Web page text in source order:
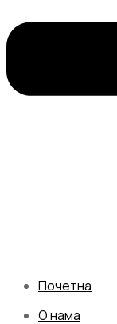
Почетна
О нама